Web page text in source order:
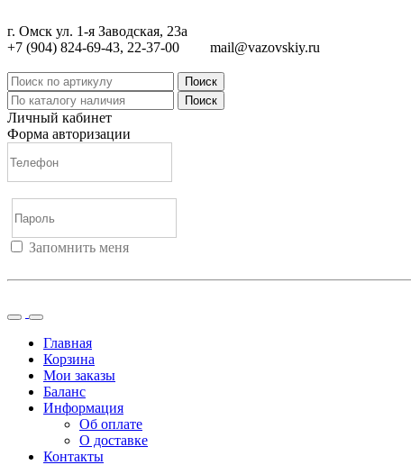
г. Омск ул. 1-я Заводская, 23а
+7 (904) 824-69-43, 22-37-00
mail@vazovskiy.ru
Поиск
Поиск
Личный кабинет
Форма авторизации
Запомнить меня
Главная
Корзина
Мои заказы
Баланс
Информация
Об оплате
О доставке
Контакты